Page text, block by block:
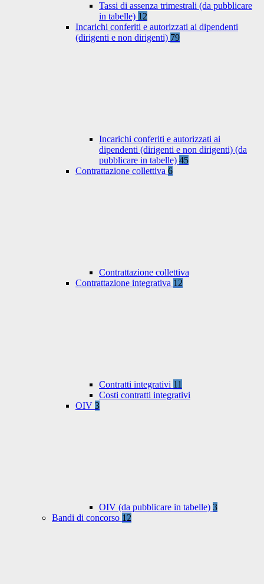
Tassi di assenza trimestrali (da pubblicare
in tabelle) 12
Incarichi conferiti e autorizzati ai dipendenti
(dirigenti e non dirigenti) 79
Incarichi conferiti e autorizzati ai
dipendenti (dirigenti e non dirigenti) (da
pubblicare in tabelle) 45
Contrattazione collettiva 6
Contrattazione collettiva
Contrattazione integrativa 12
Contratti integrativi 11
Costi contratti integrativi
OIV 3
OIV (da pubblicare in tabelle) 3
Bandi di concorso 12